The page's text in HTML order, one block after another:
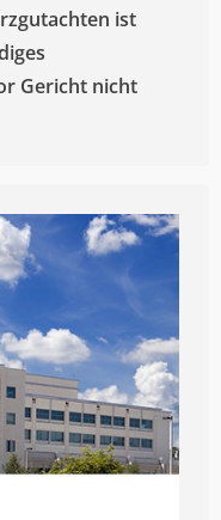
ist
Gericht nicht